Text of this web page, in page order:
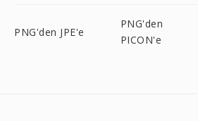
PNG'den JPE'e
PNG'den
PICON'e